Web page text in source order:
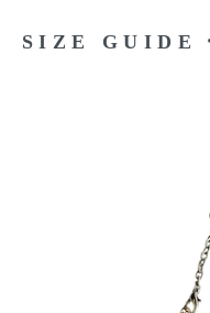
SIZE GUIDE